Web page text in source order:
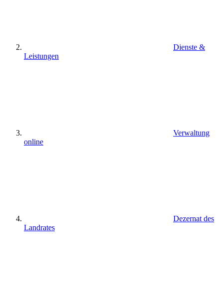
Dienste &
Leistungen
Verwaltung
online
Dezernat des
Landrates